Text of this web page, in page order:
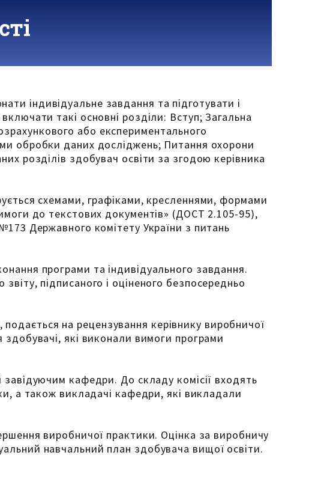
індивідуальне завдання та підготувати і
такі основні розділи: Вступ; Загальна
або експериментального
обробки даних досліджень; Питання охорони
розділів здобувач освіти за згодою керівника
схемами, графіками, кресленнями, формами
до текстових документів» (ДОСТ 2.105-95),
Державного комітету України з питань
програми та індивідуального завдання.
підписаного і оціненого безпосередньо
на рецензування керівнику виробничої
здобувачі, які виконали вимоги програми
завідуючим кафедри. До складу комісії входять
а також викладачі кафедри, які викладали
виробничої практики. Оцінка за виробничу
навчальний план здобувача вищої освіти.